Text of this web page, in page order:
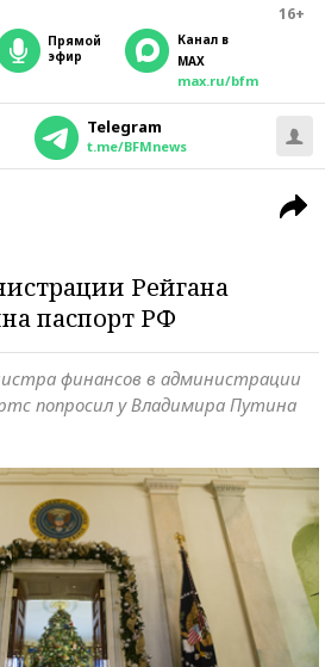
16+
прямой
эфир
Канал в
MAX
max.ru/bfm
Telegram
t.me/BFMnews
Рейгана
паспорт РФ
финансов в администрации
попросил у Владимира Путина